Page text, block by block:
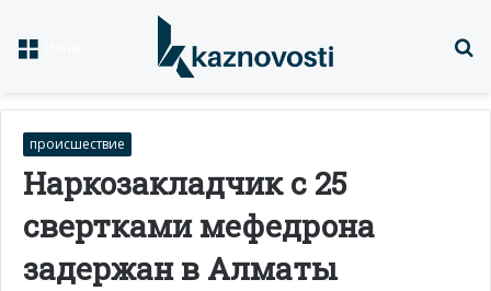
происшествие
Наркозакладчик с 25
свертками мефедрона
задержан в Алматы